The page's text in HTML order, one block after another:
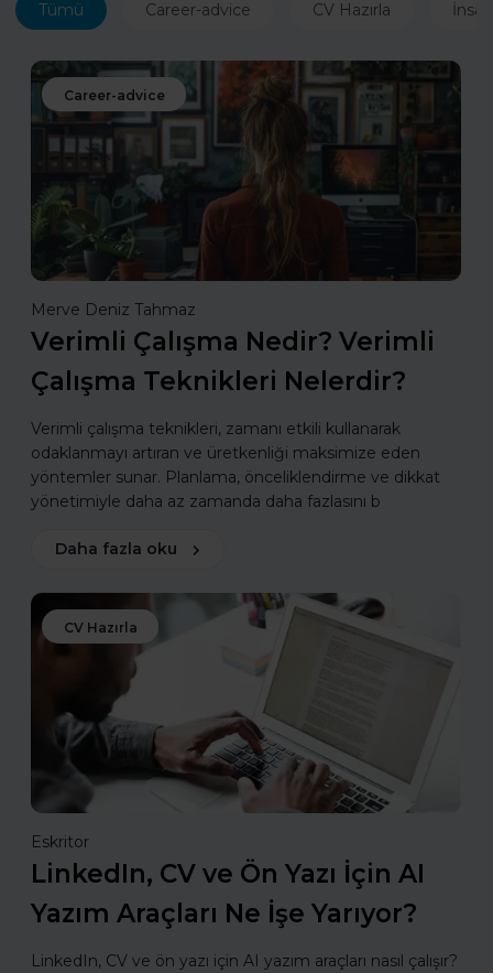
Tümü Career-advice CV Hazırla
Career-advice
Merve Deniz Tahmaz
Verimli Çalışma Nedir? Verimli
Çalışma Teknikleri Nelerdir?
Verimli çalışma teknikleri, zamanı etkili kullanarak
odaklanmayı artıran ve üretkenliği maksimize eden
yöntemler sunar. Planlama, önceliklendirme ve dikkat
yönetimiyle daha az zamanda daha fazlasını b
Daha fazla oku
CV Hazırla
Eskritor
LinkedIn, CV ve Ön Yazı İçin AI
Yazım Araçları Ne İşe Yarıyor?
LinkedIn, CV ve ön yazı için AI yazım araçları nasıl çalışır?